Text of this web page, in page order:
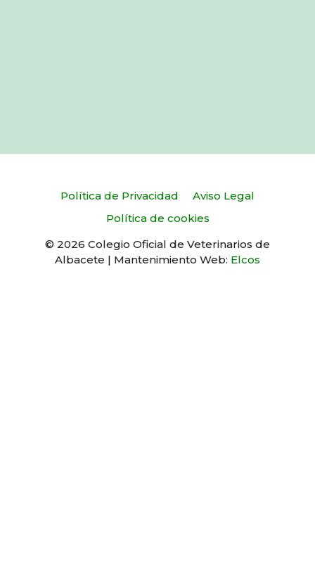
Política de Privacidad
Aviso Legal
Política de cookies
© 2026 Colegio Oficial de Veterinarios de
Albacete | Mantenimiento Web: Elcos